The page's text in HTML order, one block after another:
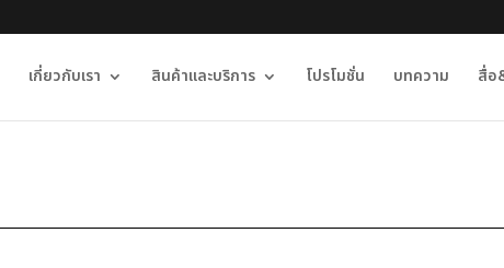
เกี่ยวกับเรา สินค้าและบริการ โปรโมชั่น บทความ สื่อ